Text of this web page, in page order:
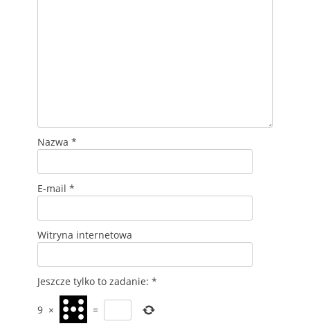
Nazwa *
E-mail *
Witryna internetowa
Jeszcze tylko to zadanie: *
9 × =